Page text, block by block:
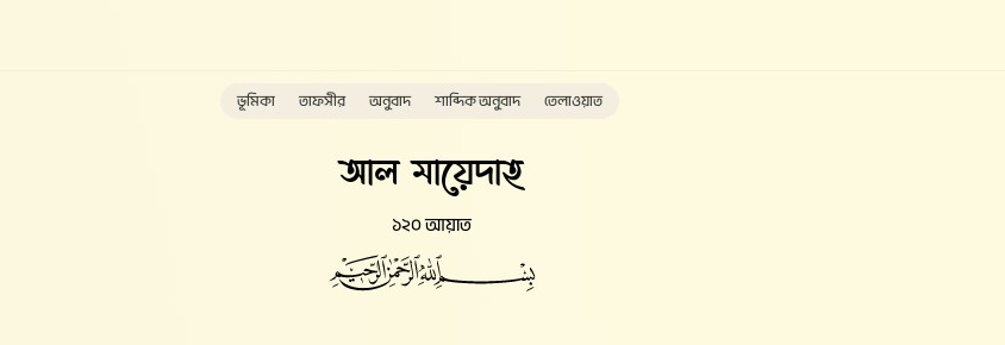
ভূমিকা তাফসীর অনুবাদ শাব্দিক অনুবাদ তেলাওয়াত
আল মায়েদাহ
১২০ আয়াত